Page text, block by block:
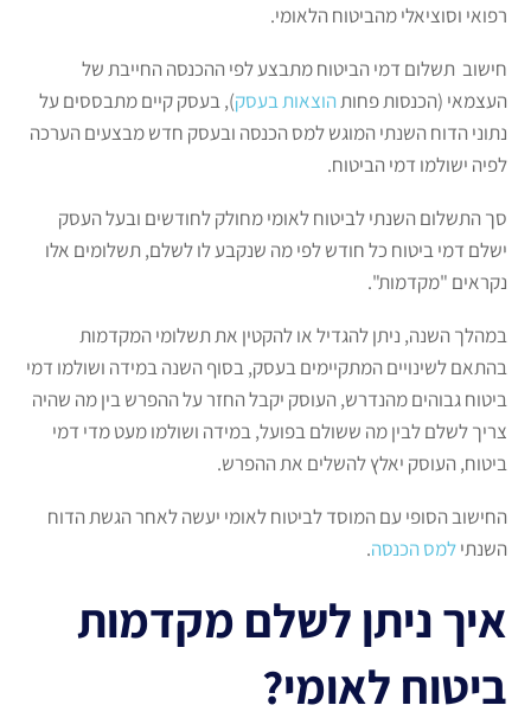
רפואי וסוציאלי מהביטוח הלאומי.
חישוב תשלום דמי הביטוח מתבצע לפי ההכנסה החייבת של
העצמאי (הכנסות פחותהוצאות בעסק), בעסק קיים מתבססים על
נתוני הדוח השנתי המוגש למס הכנסה ובעסק חדש מבצעים הערכה
לפיה ישולמו דמי הביטוח.
סך התשלום השנתי לביטוח לאומי מחולק לחודשים ובעל העסק
ישלם דמי ביטוח כל חודש לפי מה שנקבע לו לשלם, תשלומים אלו
נקראים "מקדמות".
במהלך השנה, ניתן להגדיל או להקטין את תשלומי המקדמות
בהתאם לשינויים המתקיימים בעסק, בסוף השנה במידה ושולמו דמי
ביטוח גבוהים מהנדרש, העוסק יקבל החזר על ההפרש בין מה שהיה
צריך לשלם לבין מה ששולם בפועל, במידה ושולמו מעט מדי דמי
ביטוח, העוסק יאלץ להשלים את ההפרש.
החישוב הסופי עם המוסד לביטוח לאומי יעשה לאחר הגשת הדוח
השנתילמס הכנסה.
איך ניתן לשלם מקדמות
ביטוח לאומי?